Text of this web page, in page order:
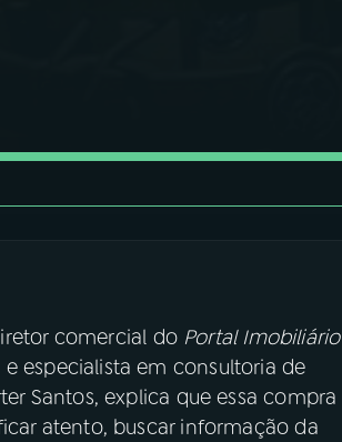
comercial do Portal Imobiliário
especialista em consultoria de
Santos, explica que essa compra
atento, buscar informação da